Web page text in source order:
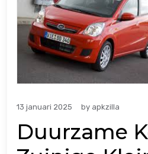
13 januari 2025 by apkzilla
Duurzame